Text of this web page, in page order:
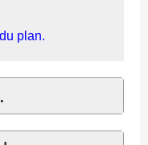
plan.
axiale.